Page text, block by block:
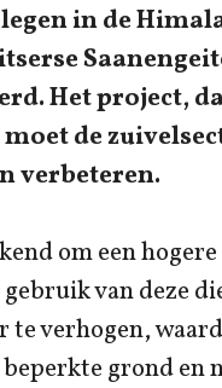
in de
Het project,
de
verbeteren.
om een
van deze
verhogen,
grond en